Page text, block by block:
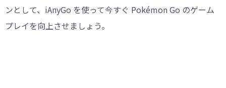
ンとして、iAnyGo を使って今すぐ Pokémon Go のゲーム
プレイを向上させましょう。